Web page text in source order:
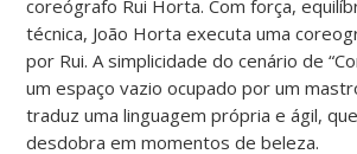
coreógrafo Rui Horta. Com força,
técnica, João Horta executa uma
por Rui. A simplicidade do cenário de
um espaço vazio ocupado por um
traduz uma linguagem própria e ágil,
desdobra em momentos de beleza.